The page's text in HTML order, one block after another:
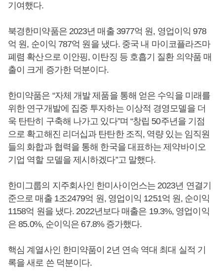
기여했다.
북경한미약품은 2023년 매출 3977억 원, 영업이익 978
억 원, 순이익 787억 원을 냈다. 중국 내 마이코플라즈마
폐렴 확산으로 이안핑, 이탄징 등 호흡기 질환 의약품 매
출이 크게 증가한 덕분이다.
한미약품은 “자체 개발 제품을 통해 얻은 수익을 미래를
위한 연구개발에 집중 투자하는 이상적 경영모델을 더
욱 탄탄히 구축해 나가고 있다”며 “창립 50주년을 기점
으로 확고해진 리더십과 탄탄한 조직, 역량 있는 임직원
들의 화합과 협력을 통해 한국을 대표하는 제약바이오
기업 역할 모델을 제시하겠다”고 말했다.
한미그룹의 지주회사인 한미사이언스는 2023년 연결기
준으로 매출 1조2479억 원, 영업이익 1251억 원, 순이익
1158억 원을 냈다. 2022년보다 매출은 19.3%, 영업이익
은 85.0%, 순이익은 67.8% 증가했다.
핵심 계열사인 한미약품이 2년 연속 역대 최대 실적 기
록을 새로 쓴 덕분이다.